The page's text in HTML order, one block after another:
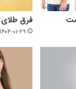
فرق طلای
۱۴۰۴-۰۱-۲۹